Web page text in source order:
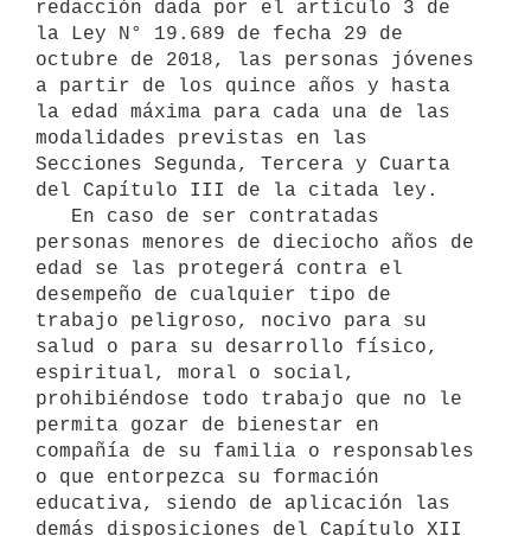
redacción dada por el artículo 3 de
la Ley N° 19.689 de fecha 29 de
octubre de 2018, las personas jóvenes
a partir de los quince años y hasta
la edad máxima para cada una de las
modalidades previstas en las
Secciones Segunda, Tercera y Cuarta
del Capítulo III de la citada ley.
personas menores de dieciocho años de
edad se las protegerá contra el
desempeño de cualquier tipo de
trabajo peligroso, nocivo para su
salud o para su desarrollo físico,
espiritual, moral o social,
prohibiéndose todo trabajo que no le
permita gozar de bienestar en
compañía de su familia o responsables
o que entorpezca su formación
educativa, siendo de aplicación las
demás disposiciones del Capítulo XII